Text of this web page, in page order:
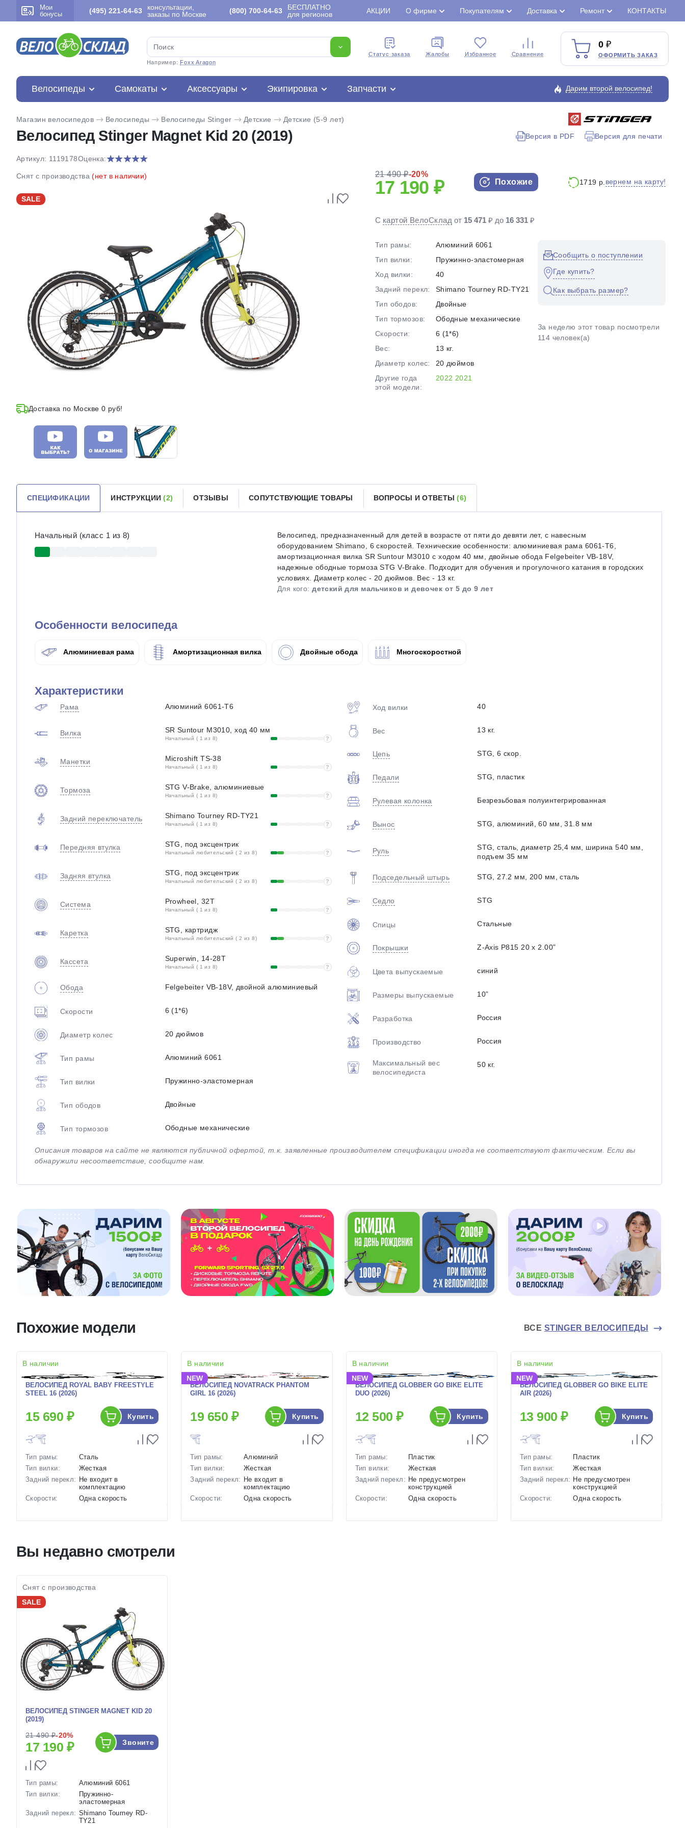
Мои
бонусы
(495) 221-64-63
консультации,
заказы по Москве
(800) 700-64-63
БЕСПЛАТНО
для регионов
АКЦИИ О фирме Покупателям Доставка Ремонт КОНТАКТЫ
Например: Foxx Aragon
Cтатус заказа Жалобы Избранное Сравнение
0
ОФОРМИТЬ ЗАКАЗ
Велосипеды Самокаты Аксессуары Экипировка Запчасти Дарим второй велосипед!
Магазин велосипедов Велосипеды Велосипеды Stinger Детские Детские (5-9 лет)
Велосипед Stinger Magnet Kid 20 (2019) Версия в PDF Версия для печати
Артикул: 1119178Оценка:
Снят с производства(нет в наличии)
SALE
Доставка по Москве 0 руб!
21 490 ₽-20%
17 190 ₽ Похожие 1719 р. вернем на карту!
С картой ВелоСклад от 15 471 ₽ до 16 331 ₽
Тип рамы:
Алюминий 6061
Тип вилки:
Пружинно-эластомерная
Ход вилки:
40
Задний перекл:
Shimano Tourney RD-TY21
Тип ободов:
Двойные
Тип тормозов:
Ободные механические
Скорости:
6 (1*6)
Вес:
13 кг.
Диаметр колес:
20 дюймов
Другие года
этой модели:
2022 2021
Сообщить о поступлении
Где купить?
Как выбрать размер?
За неделю этот товар посмотрели
114 человек(а)
СПЕЦИФИКАЦИИ ИНСТРУКЦИИ(2) ОТЗЫВЫ СОПУТСТВУЮЩИЕ ТОВАРЫ ВОПРОСЫ И ОТВЕТЫ(6)
Начальный (класс 1 из 8)
Велосипед, предназначенный для детей в возрасте от пяти до девяти лет, с навесным
оборудованием Shimano, 6 скоростей. Технические особенности: алюминиевая рама 6061-T6,
амортизационная вилка SR Suntour M3010 с ходом 40 мм, двойные обода Felgebeiter VB-18V,
надежные ободные тормоза STG V-Brake. Подходит для обучения и прогулочного катания в городских
условиях. Диаметр колес - 20 дюймов. Вес - 13 кг.
Для кого:детский для мальчиков и девочек от 5 до 9 лет
Особенности велосипеда
Алюминиевая рама Амортизационная вилка Двойные обода Многоскоростной
Характеристики
Рама Алюминий 6061-T6
Вилка SR Suntour M3010, ход 40 мм
Начальный ( 1 из 8) ?
Манетки Microshift TS-38
Начальный ( 1 из 8) ?
Тормоза STG V-Brake, алюминиевые
Начальный ( 1 из 8) ?
Задний переключатель Shimano Tourney RD-TY21
Начальный ( 1 из 8) ?
Передняя втулка STG, под эксцентрик
Начальный любительский ( 2 из 8) ?
Задняя втулка STG, под эксцентрик
Начальный любительский ( 2 из 8) ?
Система Prowheel, 32T
Начальный ( 1 из 8) ?
Каретка STG, картридж
Начальный любительский ( 2 из 8) ?
Кассета Superwin, 14-28T
Начальный ( 1 из 8) ?
Обода Felgebeiter VB-18V, двойной алюминиевый
Скорости 6 (1*6)
Диаметр колес 20 дюймов
Тип рамы Алюминий 6061
Тип вилки Пружинно-эластомерная
Тип ободов Двойные
Тип тормозов Ободные механические
Ход вилки 40
Вес 13 кг.
Цепь STG, 6 скор.
Педали STG, пластик
Рулевая колонка Безрезьбовая полуинтегрированная
Вынос STG, алюминий, 60 мм, 31.8 мм
Руль
STG, сталь, диаметр 25,4 мм, ширина 540 мм,
подъем 35 мм
Подседельный штырь STG, 27.2 мм, 200 мм, сталь
Седло STG
Спицы Стальные
Покрышки Z-Axis P815 20 x 2.00”
Цвета выпускаемые синий
Размеры выпускаемые 10”
Разработка Россия
Производство Россия
Максимальный вес
велосипедиста
50 кг.
Описания товаров на сайте не являются публичной офертой, т.к. заявленные производителем спецификации иногда не соответствуют фактическим. Если вы
обнаружили несоответствие, сообщите нам.
Похожие модели ВСЕ STINGER ВЕЛОСИПЕДЫ
В наличии
ВЕЛОСИПЕД ROYAL BABY FREESTYLE
STEEL 16 (2026)
15 690 ₽ Купить
Тип рамы:
Сталь
Тип вилки:
Жесткая
Задний перекл: Не входит в
комплектацию
Скорости:
Одна скорость
Цвет-размер в
наличии:
Белый, Зеленый,
Черный, Оранжевый
В наличии
NEW
ВЕЛОСИПЕД NOVATRACK PHANTOM
GIRL 16 (2026)
19 650 ₽ Купить
Тип рамы:
Алюминий
Тип вилки:
Жесткая
Задний перекл: Не входит в
комплектацию
Скорости:
Одна скорость
В наличии
NEW
ВЕЛОСИПЕД GLOBBER GO BIKE ELITE
DUO (2026)
12 500 ₽ Купить
Тип рамы:
Пластик
Тип вилки:
Жесткая
Задний перекл: Не предусмотрен
конструкцией
Скорости:
Одна скорость
В наличии
NEW
ВЕЛОСИПЕД GLOBBER GO BIKE ELITE
AIR (2026)
13 900 ₽ Купить
Тип рамы:
Пластик
Тип вилки:
Жесткая
Задний перекл: Не предусмотрен
конструкцией
Скорости:
Одна скорость
Вы недавно смотрели
Снят с производства
SALE
ВЕЛОСИПЕД STINGER MAGNET KID 20
(2019)
21 490 ₽-20%
17 190 ₽ Звоните
Тип рамы:
Алюминий 6061
Тип вилки:
Пружинно-
эластомерная
Задний перекл: Shimano Tourney RD-
TY21
Разбейте
на части
без переплат
График платежей
Сегодня
25%
в корзину
Подробнееоб оплате Плайтом
раз в 2
Остались вопросы?